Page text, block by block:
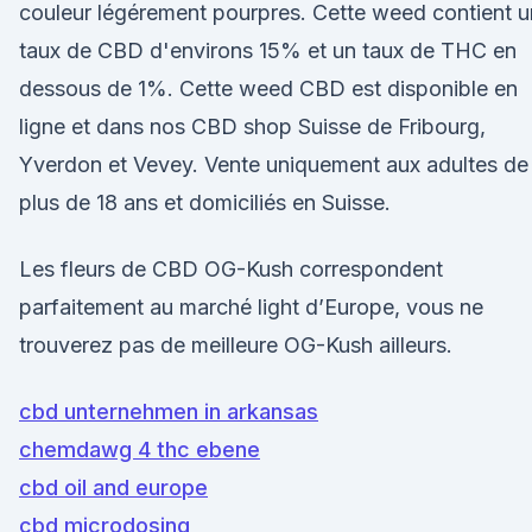
couleur légérement pourpres. Cette weed contient
taux de CBD d'environs 15% et un taux de THC en
dessous de 1%. Cette weed CBD est disponible en
ligne et dans nos CBD shop Suisse de Fribourg,
Yverdon et Vevey. Vente uniquement aux adultes de
plus de 18 ans et domiciliés en Suisse.
Les fleurs de CBD OG-Kush correspondent
parfaitement au marché light d’Europe, vous ne
trouverez pas de meilleure OG-Kush ailleurs.
cbd unternehmen in arkansas
chemdawg 4 thc ebene
cbd oil and europe
cbd microdosing